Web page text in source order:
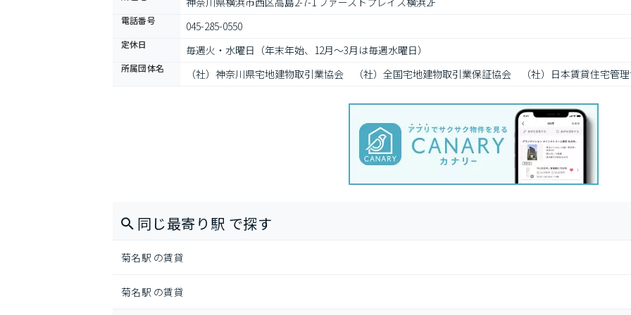
電話番号 045-285-0550
定休日 毎週火・水曜日（年末年始、12月～3月は毎週水曜日）
所属団体名 （社）神奈川県宅地建物取引業協会　（社）全国宅地建物取引業保証協会　（社）日本賃貸住宅管
同じ最寄り駅 で探す
菊名駅 の賃貸
菊名駅 の賃貸